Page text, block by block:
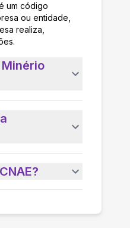
um código
ou entidade,
realiza,
Minério